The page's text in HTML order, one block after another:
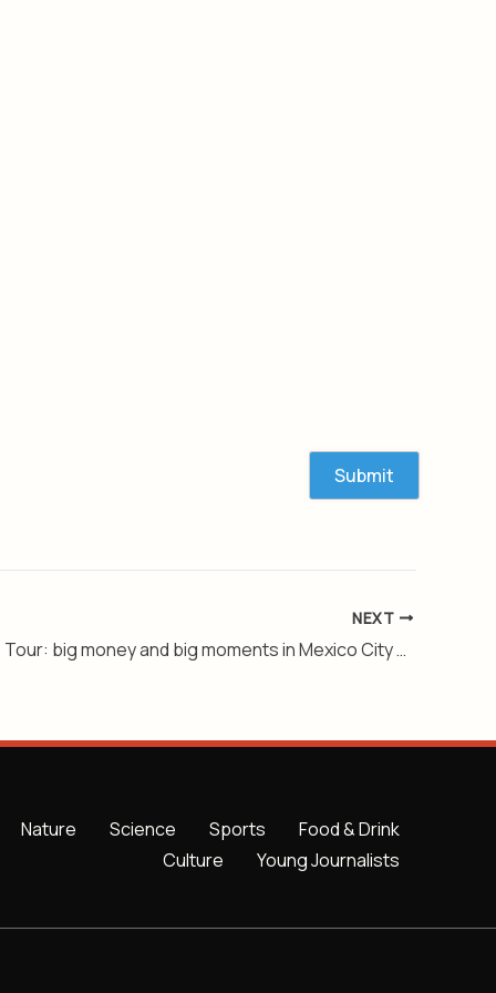
NEXT
Bad Bunny’s Tour: big money and big moments in Mexico City – Level 3
Nature Science Sports
Food & Drink
Culture
Young Journalists